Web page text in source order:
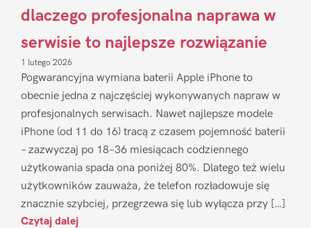
dlaczego profesjonalna naprawa w
serwisie to najlepsze rozwiązanie
1 lutego 2026
Pogwarancyjna wymiana baterii Apple iPhone to
obecnie jedna z najczęściej wykonywanych napraw w
profesjonalnych serwisach. Nawet najlepsze modele
iPhone (od 11 do 16) tracą z czasem pojemność baterii
– zazwyczaj po 18–36 miesiącach codziennego
użytkowania spada ona poniżej 80%. Dlatego też wielu
użytkowników zauważa, że telefon rozładowuje się
znacznie szybciej, przegrzewa się lub wyłącza przy […]
Czytaj dalej